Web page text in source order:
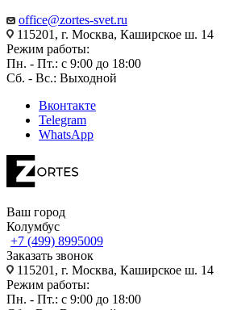
office@zortes-svet.ru
115201, г. Москва, Каширское ш. 14
Режим работы:
Пн. - Пт.: с 9:00 до 18:00
Сб. - Вс.: Выходной
Вконтакте
Telegram
WhatsApp
Ваш город
Колумбус
+7 (499) 8995009
Заказать звонок
115201, г. Москва, Каширское ш. 14
Режим работы:
Пн. - Пт.: с 9:00 до 18:00